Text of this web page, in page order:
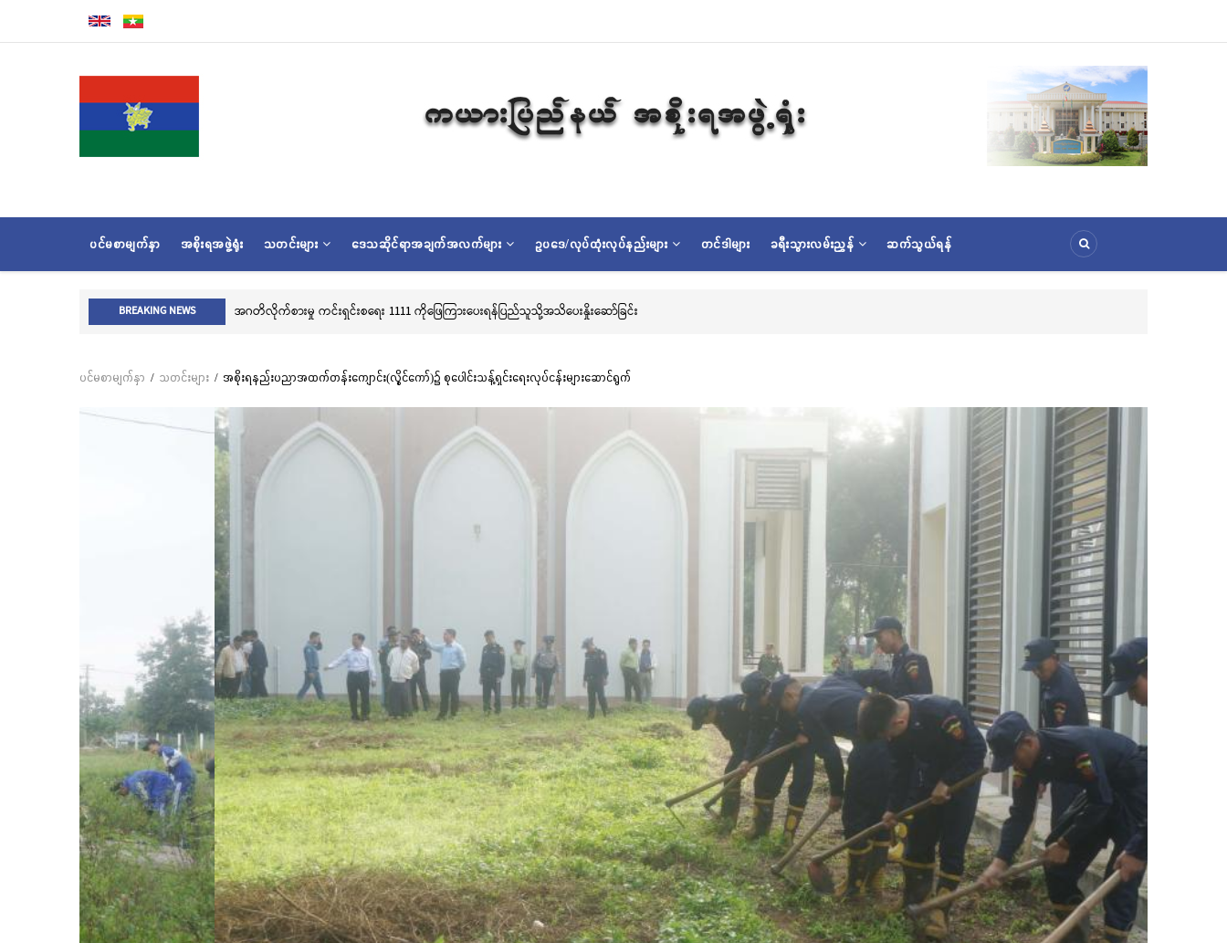
MAIN
NAVIGATION
ပင်မစာမျက်နှာ အစိုးရအဖွဲ့ရုံး သတင်းများ ဒေသဆိုင်ရာအချက်အလက်များ ဥပဒေ/လုပ်ထုံးလုပ်နည်းများ တင်ဒါများ ခရီးသွားလမ်းညွှန် ဆက်သွယ်ရန်
BREAKING NEWS လွိုင်ကော်မြို့၊ သမိုင်းဝင်ဆုတောင်းပြည့် မြို့နာမ်ရွှေစေတီတော် လုံးတော်ပြည့်ရွှေသင်္ကန်းကပ်လှူပူဇော်ခြင်းအောင်ပွဲနှင့် (၃၆) ကြိမ်မြောက် စုပေါင်းမဟာဘုံကထိန် အလှူတေ
Breadcrumb
ပင်မစာမျက်နှာ / သတင်းများ / အစိုးရနည်းပညာအထက်တန်းကျောင်း(လွိုင်ကော်)၌ စုပေါင်းသန့်ရှင်းရေးလုပ်ငန်းများဆောင်ရွက်